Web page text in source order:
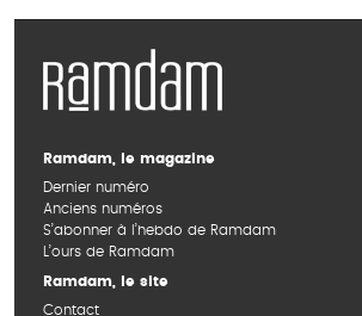
Ramdam, le magazine
Dernier numéro
Anciens numéros
S’abonner à l’hebdo de Ramdam
L’ours de Ramdam
Ramdam, le site
Contact